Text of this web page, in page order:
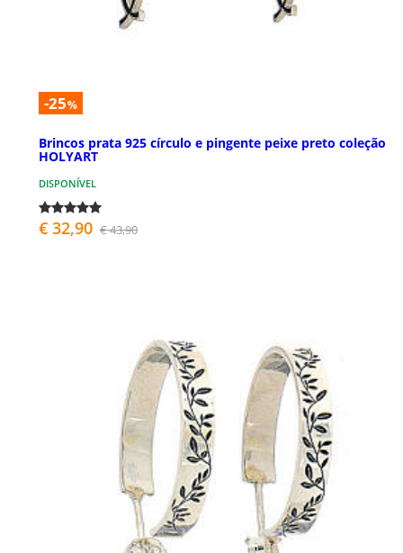
-25%
Brincos prata 925 círculo e pingente peixe preto coleção
HOLYART
DISPONÍVEL
€ 32,90 € 43,90